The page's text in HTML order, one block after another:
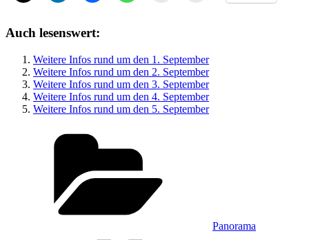
Auch lesenswert:
Weitere Infos rund um den 1. September
Weitere Infos rund um den 2. September
Weitere Infos rund um den 3. September
Weitere Infos rund um den 4. September
Weitere Infos rund um den 5. September
Panorama